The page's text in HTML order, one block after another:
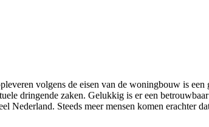
volgens de eisen van de woningbouw is
dringende zaken. Gelukkig is er een
Steeds meer mensen komen erachter